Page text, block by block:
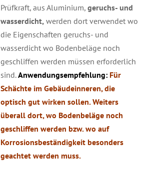
Prüfkraft, aus Aluminium, geruchs- und
wasserdicht,werden dort verwendet wo
die Eigenschaften geruchs- und
wasserdicht wo Bodenbeläge noch
geschliffen werden müssen erforderlich
sind.Anwendungsempfehlung:Für
Schächte im Gebäudeinneren, die
optisch gut wirken sollen. Weiters
überall dort, wo Bodenbeläge noch
geschliffen werden bzw. wo auf
Korrosionsbeständigkeit besonders
geachtet werden muss.